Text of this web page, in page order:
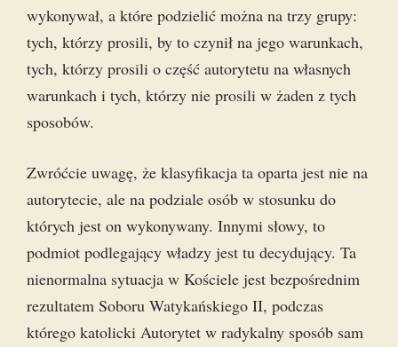
wykonywał, a które podzielić można na trzy grupy:
tych, którzy prosili, by to czynił na jego warunkach,
tych, którzy prosili o część autorytetu na własnych
warunkach i tych, którzy nie prosili w żaden z tych
sposobów.
Zwróćcie uwagę, że klasyfikacja ta oparta jest nie na
autorytecie, ale na podziale osób w stosunku do
których jest on wykonywany. Innymi słowy, to
podmiot podlegający władzy jest tu decydujący. Ta
nienormalna sytuacja w Kościele jest bezpośrednim
rezultatem Soboru Watykańskiego II, podczas
którego katolicki Autorytet w radykalny sposób sam